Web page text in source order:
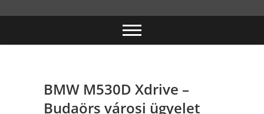
BMW M530D Xdrive –
Budaörs városi ügyelet